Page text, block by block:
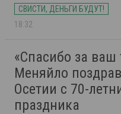
СВИСТИ, ДЕНЬГИ БУДУТ!
18:32
«Спасибо за ваш
Меняйло
Осетии с 70-
праздника